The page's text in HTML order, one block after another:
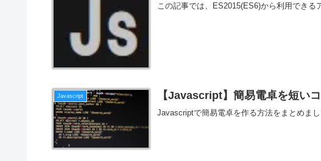
この記事では、ES2015(ES6)から利用できる
Javascript 【Javascript】簡易電卓を短い
Javascriptで簡易電卓を作る方法をまとめまし